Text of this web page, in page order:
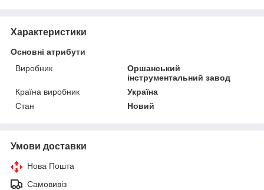
Характеристики
Основні атрибути
Виробник
Оршанський
інструментальний завод
Країна виробник
Україна
Стан
Новий
Умови доставки
Нова Пошта
Самовивіз